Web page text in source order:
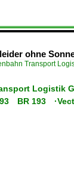
ohne
Transport
Logistik
BR 193